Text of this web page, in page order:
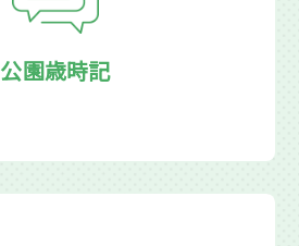
公園歳時記